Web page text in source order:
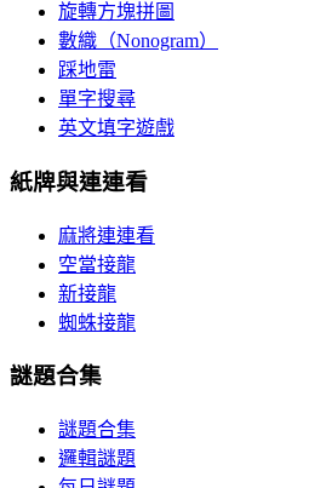
旋轉方塊拼圖
數織（Nonogram）
踩地雷
單字搜尋
英文填字遊戲
紙牌與連連看
麻將連連看
空當接龍
新接龍
蜘蛛接龍
謎題合集
謎題合集
邏輯謎題